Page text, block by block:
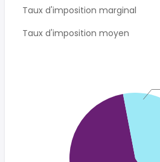
Taux d'imposition marginal
Taux d'imposition moyen